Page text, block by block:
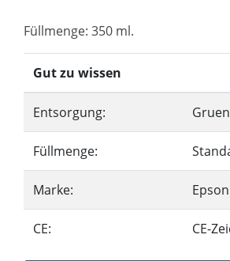
Füllmenge: 350 ml.
Gut zu wissen
Entsorgung:
Füllmenge:
Marke: Epson
CE: CE-